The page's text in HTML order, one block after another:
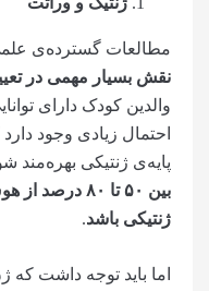
مطالعات گسترده‌ی
نقش بسیار مهمی در
والدین کودک دارای
احتمال زیادی وجود
پایه‌ی ژنتیکی بهره‌مند
بین ۵۰تا ۸۰درصد از
ژنتیکی باشد.
اما باید توجه داشت که